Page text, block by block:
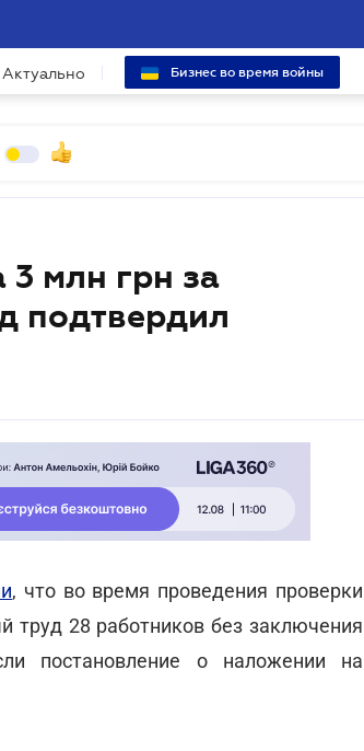
Актуально Бизнес во время войны
млн грн за
подтвердил
, что во время проведения проверки
труд 28 работников без заключения
постановление о наложении на